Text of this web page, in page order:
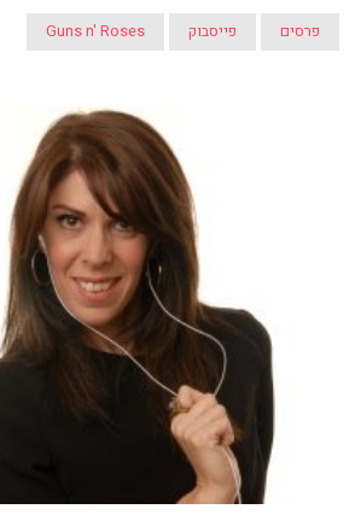
פרסים פייסבוק Guns n' Roses